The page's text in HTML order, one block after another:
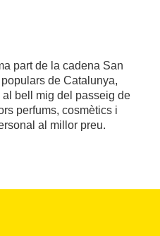
part de la cadena San
de Catalunya,
bell mig del passeig de
perfums, cosmètics i
al millor preu.